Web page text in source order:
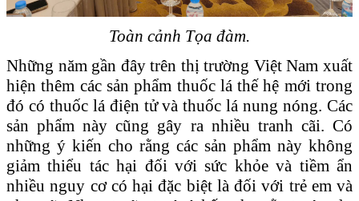
Toàn cảnh Tọa đàm.
Những năm gần đây trên thị trường Việt Nam xuất
hiện thêm các sản phẩm thuốc lá thế hệ mới trong
đó có thuốc lá điện tử và thuốc lá nung nóng. Các
sản phẩm này cũng gây ra nhiều tranh cãi. Có
những ý kiến cho rằng các sản phẩm này không
giảm thiểu tác hại đối với sức khỏe và tiềm ẩn
nhiều nguy cơ có hại đặc biệt là đối với trẻ em và